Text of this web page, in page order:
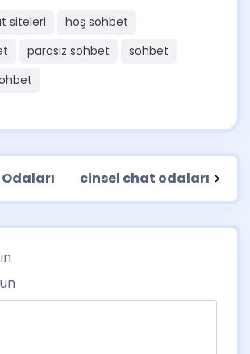
siteleri
hoş sohbet
parasız sohbet
sohbet
cinsel chat odaları